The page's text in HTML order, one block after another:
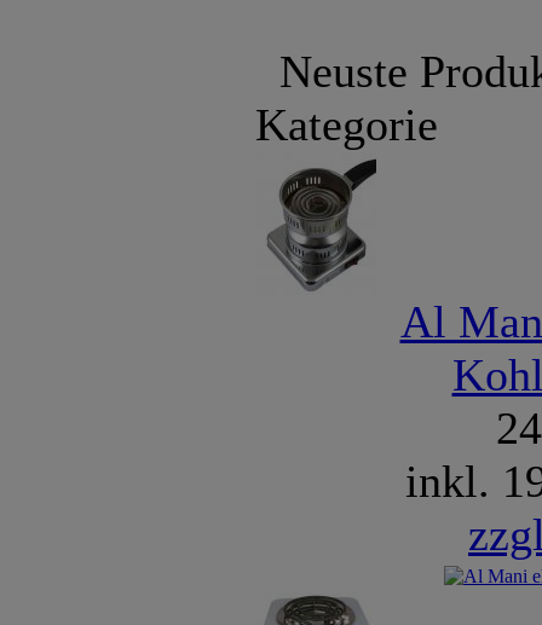
Neuste
Kategorie
Al
inkl.